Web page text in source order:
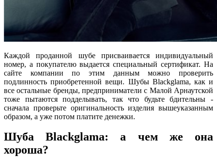
Каждой проданной шубе присваивается индивидуальный
номер, а покупателю выдается специальный сертификат. На
сайте компании по этим данным можно проверить
подлинность приобретенной вещи. Шубы Blackglama, как и
все остальные бренды, предприниматели с Малой Арнаутской
тоже пытаются подделывать, так что будьте бдительны -
сначала проверьте оригинальность изделия вышеуказанным
образом, а уже потом платите денежки.
Шуба Blackglama: а чем же она
хороша?